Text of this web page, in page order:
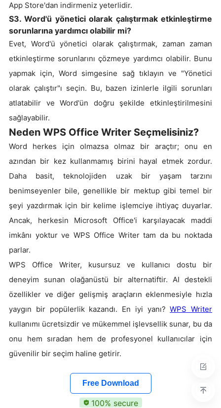
App Store'dan indirmeniz yeterlidir.
S3. Word'ü yönetici olarak çalıştırmak etkinleştirme
sorunlarına yardımcı olabilir mi?
Evet, Word'ü yönetici olarak çalıştırmak, zaman zaman
etkinleştirme sorunlarını çözmeye yardımcı olabilir. Bunu
yapmak için, Word simgesine sağ tıklayın ve "Yönetici
olarak çalıştır"ı seçin. Bu, bazen izinlerle ilgili sorunları
atlatabilir ve Word'ün doğru şekilde etkinleştirilmesini
sağlayabilir.
Neden WPS Office Writer Seçmelisiniz?
Word herkes için olmazsa olmaz bir araçtır; onu en
azından bir kez kullanmamış birini hayal etmek zordur.
Daha basit, teknolojiden uzak bir yaşam tarzını
benimseyenler bile, genellikle bir mektup gibi temel bir
şeyi yazdırmak için bir kelime işlemciye ihtiyaç duyarlar.
Ancak, herkesin Microsoft Office'i karşılayacak maddi
imkânı yoktur ve WPS Office Writer tam da bu noktada
parlar.
WPS Office Writer, kusursuz ve kullanıcı dostu bir
deneyim sunan olağanüstü bir alternatiftir. AI destekli
özellikler ve diğer gelişmiş araçların eklenmesiyle hızla
yaygın bir popülerlik kazandı. En iyi yanı?WPS Writer
kullanımı ücretsizdir ve mükemmel işlevsellik sunar, bu da
onu hem sıradan hem de profesyonel kullanıcılar için
güvenilir bir seçim haline getirir.
Free Download
100% secure